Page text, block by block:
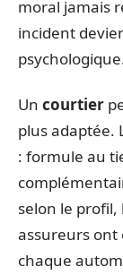
moral jamais
incident
Un courtier
plus adaptée.
: formule au
selon le profil,
assureurs ont
chaque